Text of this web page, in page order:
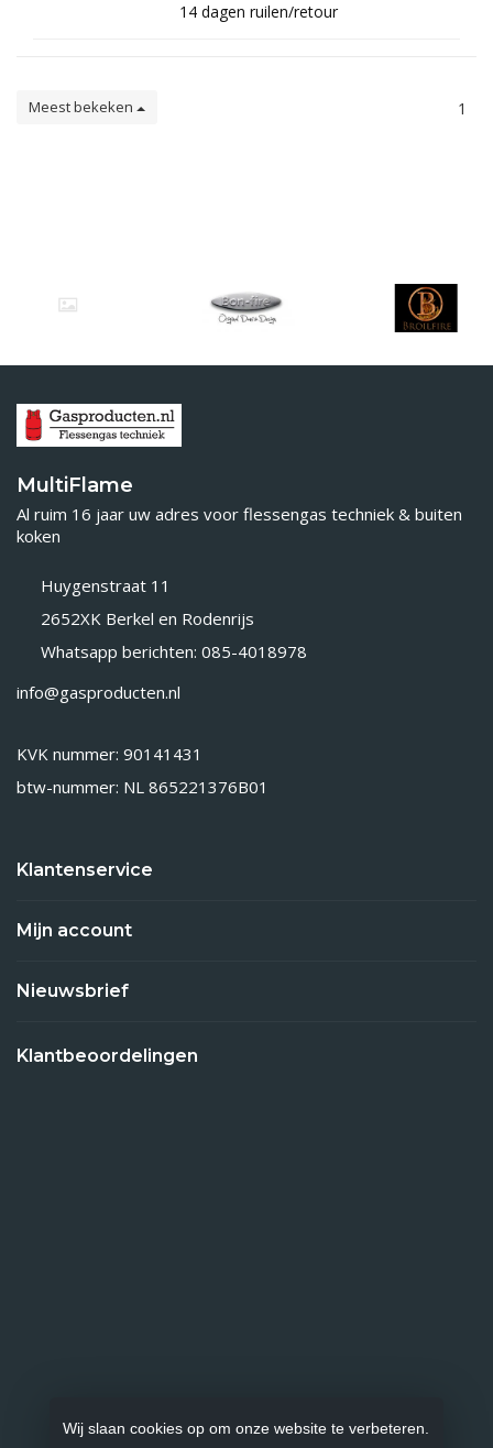
14 dagen ruilen/retour
Meest bekeken 1
MultiFlame
Al ruim 16 jaar uw adres voor flessengas techniek & buiten
koken
Huygenstraat 11
2652XK Berkel en Rodenrijs
Whatsapp berichten: 085-4018978
info@gasproducten.nl
KVK nummer: 90141431
btw-nummer: NL 865221376B01
Klantenservice
Mijn account
Nieuwsbrief
Klantbeoordelingen
Wij slaan cookies op om onze website te verbeteren.